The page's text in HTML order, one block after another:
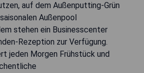
auf dem Außenputting-Grün
Außenpool
stehen ein Businesscenter
Rezeption zur Verfügung.
jeden Morgen Frühstück und